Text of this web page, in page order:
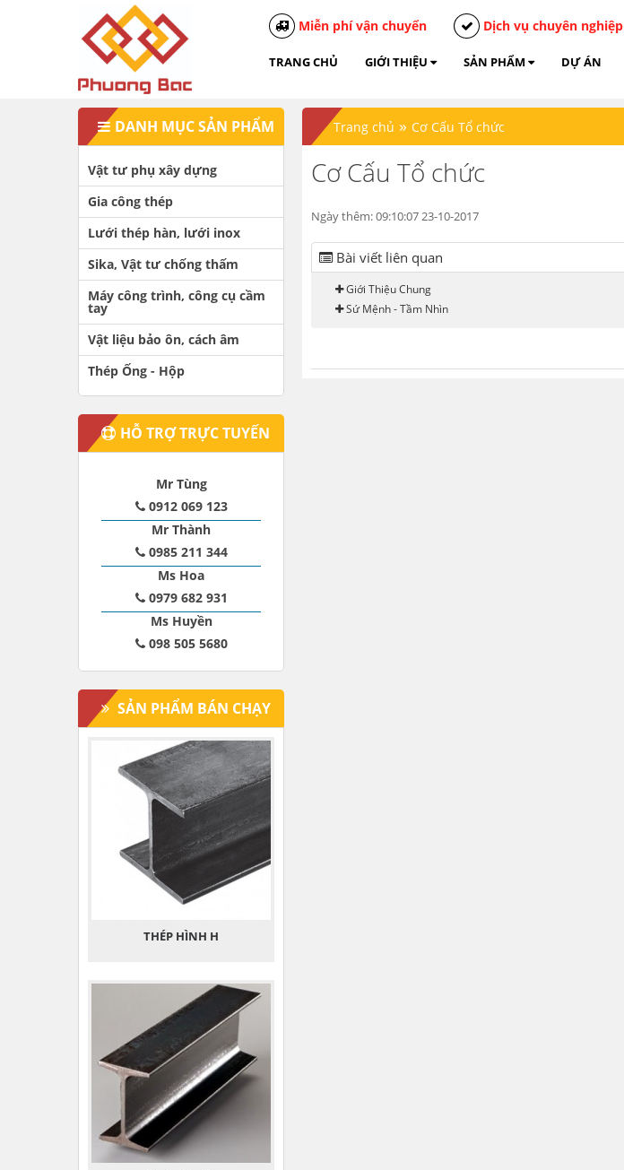
Miễn phí vận chuyển Dịch vụ chuyên nghiệp
TRANG CHỦ GIỚI THIỆU SẢN PHẨM DỰ ÁN
DANH MỤC SẢN PHẨM
Vật tư phụ xây dựng
Gia công thép
Lưới thép hàn, lưới inox
Sika, Vật tư chống thấm
Máy công trình, công cụ cầm
tay
Vật liệu bảo ôn, cách âm
Thép Ống - Hộp
HỖ TRỢ TRỰC TUYẾN
Mr Tùng
0912 069 123
Mr Thành
0985 211 344
Ms Hoa
0979 682 931
Ms Huyền
098 505 5680
SẢN PHẨM BÁN CHẠY
THÉP HÌNH H
Trang chủ » Cơ Cấu Tổ chức
Cơ Cấu Tổ chức
Ngày thêm: 09:10:07 23-10-2017
Bài viết liên quan
Giới Thiệu Chung
Sứ Mệnh - Tầm Nhìn